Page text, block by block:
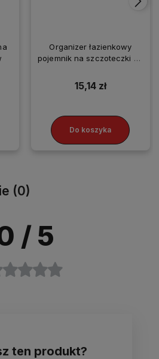
Organizer łazienkowy
pojemnik na szczoteczki do
15,14 zł
Do koszyka
(0)
/ 5
ten produkt?